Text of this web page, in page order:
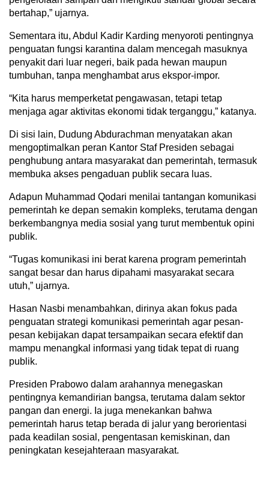
bertahap,” ujarnya.
Sementara itu, Abdul Kadir Karding menyoroti pentingnya
penguatan fungsi karantina dalam mencegah masuknya
penyakit dari luar negeri, baik pada hewan maupun
tumbuhan, tanpa menghambat arus ekspor-impor.
“Kita harus memperketat pengawasan, tetapi tetap
menjaga agar aktivitas ekonomi tidak terganggu,” katanya.
Di sisi lain, Dudung Abdurachman menyatakan akan
mengoptimalkan peran Kantor Staf Presiden sebagai
penghubung antara masyarakat dan pemerintah, termasuk
membuka akses pengaduan publik secara luas.
Adapun Muhammad Qodari menilai tantangan komunikasi
pemerintah ke depan semakin kompleks, terutama dengan
berkembangnya media sosial yang turut membentuk opini
publik.
“Tugas komunikasi ini berat karena program pemerintah
sangat besar dan harus dipahami masyarakat secara
utuh,” ujarnya.
Hasan Nasbi menambahkan, dirinya akan fokus pada
penguatan strategi komunikasi pemerintah agar pesan-
pesan kebijakan dapat tersampaikan secara efektif dan
mampu menangkal informasi yang tidak tepat di ruang
publik.
Presiden Prabowo dalam arahannya menegaskan
pentingnya kemandirian bangsa, terutama dalam sektor
pangan dan energi. Ia juga menekankan bahwa
pemerintah harus tetap berada di jalur yang berorientasi
pada keadilan sosial, pengentasan kemiskinan, dan
peningkatan kesejahteraan masyarakat.